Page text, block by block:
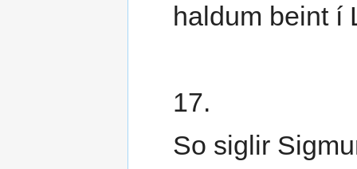
haldum beint í
17.
So siglir